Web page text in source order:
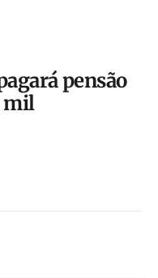
pensão
mil